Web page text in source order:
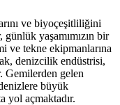
ve biyoçeşitliliğini
yaşamımızın bir
ve tekne ekipmanlarına
denizcilik endüstrisi,
Gemilerden gelen
büyük
yol açmaktadır.